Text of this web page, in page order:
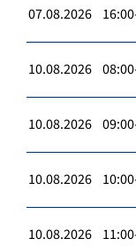
07.08.2026
10.08.2026
10.08.2026
10.08.2026
10.08.2026